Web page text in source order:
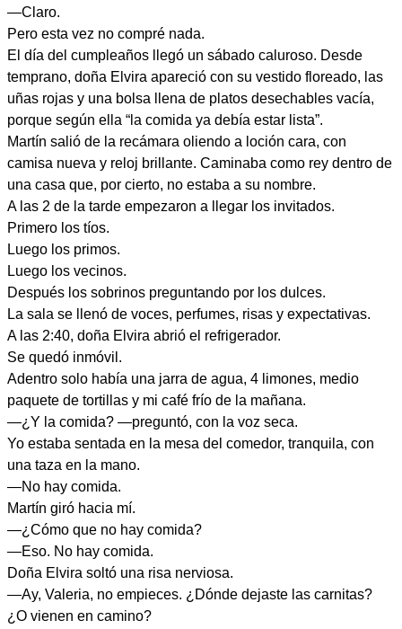
—Claro.
Pero esta vez no compré nada.
El día del cumpleaños llegó un sábado caluroso. Desde
temprano, doña Elvira apareció con su vestido floreado, las
uñas rojas y una bolsa llena de platos desechables vacía,
porque según ella “la comida ya debía estar lista”.
Martín salió de la recámara oliendo a loción cara, con
camisa nueva y reloj brillante. Caminaba como rey dentro de
una casa que, por cierto, no estaba a su nombre.
A las 2 de la tarde empezaron a llegar los invitados.
Primero los tíos.
Luego los primos.
Luego los vecinos.
Después los sobrinos preguntando por los dulces.
La sala se llenó de voces, perfumes, risas y expectativas.
A las 2:40, doña Elvira abrió el refrigerador.
Se quedó inmóvil.
Adentro solo había una jarra de agua, 4 limones, medio
paquete de tortillas y mi café frío de la mañana.
—¿Y la comida? —preguntó, con la voz seca.
Yo estaba sentada en la mesa del comedor, tranquila, con
una taza en la mano.
—No hay comida.
Martín giró hacia mí.
—¿Cómo que no hay comida?
—Eso. No hay comida.
Doña Elvira soltó una risa nerviosa.
—Ay, Valeria, no empieces. ¿Dónde dejaste las carnitas?
¿O vienen en camino?